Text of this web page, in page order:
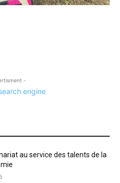
-
au service des talents de la